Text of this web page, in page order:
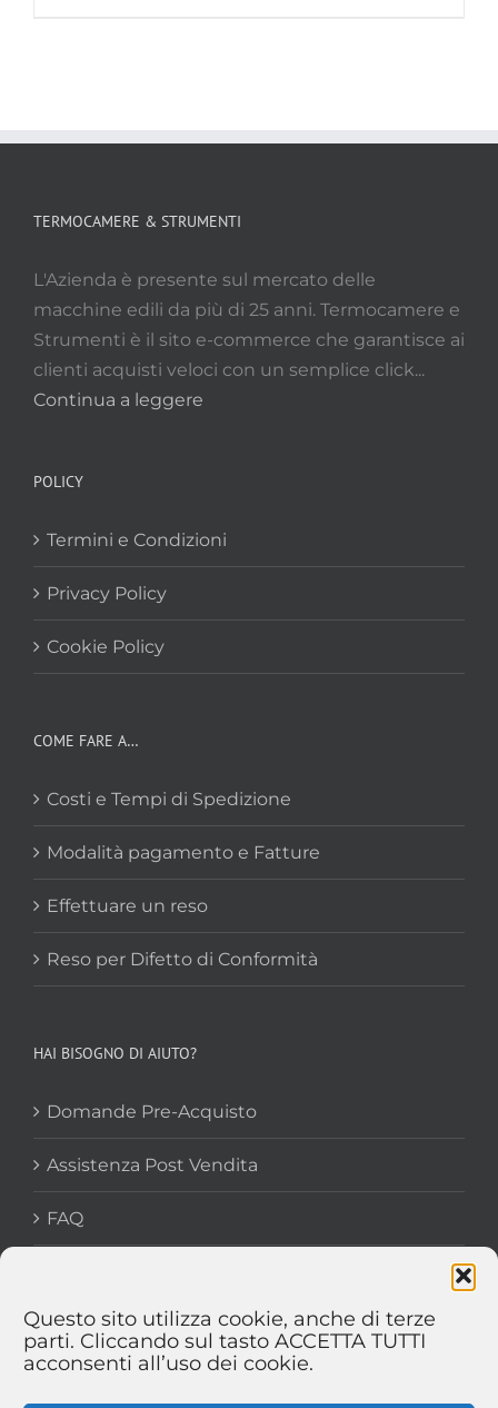
Questo sito utilizza cookie, anche di terze
parti. Cliccando sul tasto ACCETTA TUTTI
acconsenti all’uso dei cookie.
TERMOCAMERE & STRUMENTI
L'Azienda è presente sul mercato delle
macchine edili da più di 25 anni. Termocamere e
Strumenti è il sito e-commerce che garantisce ai
clienti acquisti veloci con un semplice click...
Continua a leggere
POLICY
Termini e Condizioni
Privacy Policy
Cookie Policy
COME FARE A…
Costi e Tempi di Spedizione
Modalità pagamento e Fatture
Effettuare un reso
Reso per Difetto di Conformità
HAI BISOGNO DI AIUTO?
Domande Pre-Acquisto
Assistenza Post Vendita
FAQ